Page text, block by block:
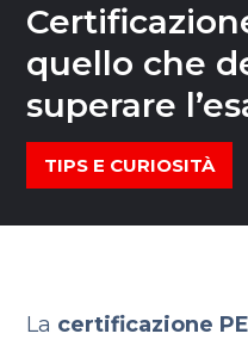
quello che
superare
TIPS E CURIOSITÀ
La certificazione